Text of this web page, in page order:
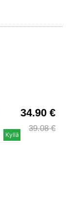
34.90 €
39.08 €